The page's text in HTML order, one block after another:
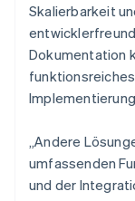
Skalierbarkeit
Dokumentation
„Andere
umfassenden
und der